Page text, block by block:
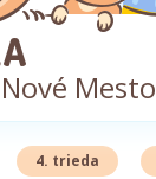
Mesto
4. trieda